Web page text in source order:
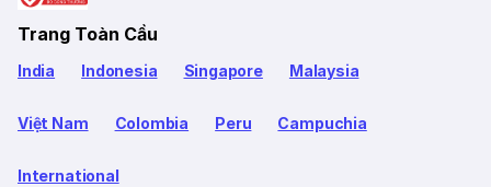
Trang Toàn Cầu
India Indonesia Singapore Malaysia
Việt Nam Colombia Peru Campuchia
International